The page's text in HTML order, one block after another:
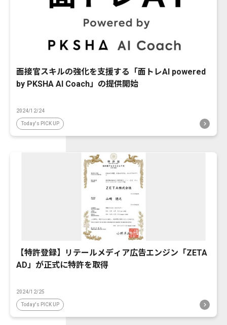
面接官スキルの強化を支援する「面トレAI powered
by PKSHA AI Coach」の提供開始
2024/12/24
Today's PICK UP
【特許登録】リテールメディア広告エンジン「ZETA
AD」が正式に特許を取得
2024/12/25
Today's PICK UP